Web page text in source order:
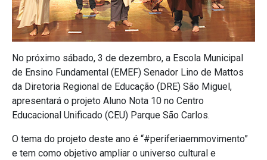
No próximo sábado, 3 de dezembro, a Escola Municipal
de Ensino Fundamental (EMEF) Senador Lino de Mattos
da Diretoria Regional de Educação (DRE) São Miguel,
apresentará o projeto Aluno Nota 10 no Centro
Educacional Unificado (CEU) Parque São Carlos.
O tema do projeto deste ano é “#periferiaemmovimento”
e tem como objetivo ampliar o universo cultural e